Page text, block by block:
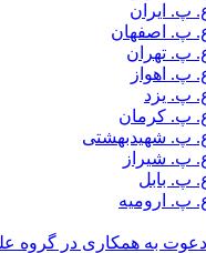
پ. ایران
پ. اصفهان
پ. تهران
پ. اهواز
پ. یزد
پ. کرمان
پ. شهید‌بهشتی
پ. شیراز
پ. بابل
پ. ارومیه
به همکاری در گروه